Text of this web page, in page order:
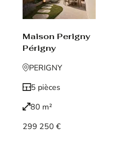
Maison Perigny
Périgny
PERIGNY
5 pièces
80 m²
299 250 €